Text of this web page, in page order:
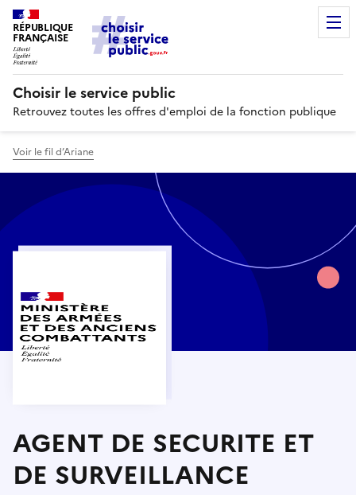
RÉPUBLIQUE
FRANÇAISE
Choisir le service public
Retrouvez toutes les offres d'emploi de la fonction publique
Voir le fil d’Ariane
AGENT DE SECURITE ET
DE SURVEILLANCE